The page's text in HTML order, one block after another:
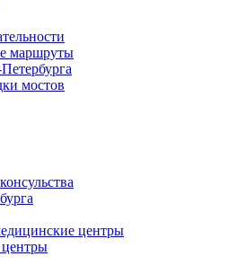
маршруты
мостов
центры